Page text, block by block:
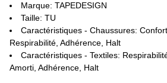
Marque: TAPEDESIGN
Taille: TU
Caractéristiques - Chaussures:
Respirabilité, Adhérence, Halt
Caractéristiques - Textiles:
Amorti, Adhérence, Halt